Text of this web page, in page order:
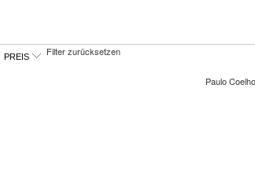
PREIS Filter zurücksetzen
Paulo